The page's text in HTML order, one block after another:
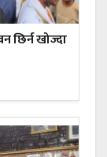
छिर्न खोज्दा